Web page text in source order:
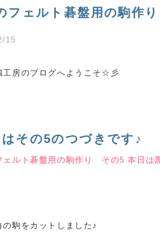
フェルト碁盤用の駒作
15
工房のブログへようこそ☆彡
その5のつづきです♪
ェルト碁盤用の駒作り その5 本日は
の駒をカットしました♪